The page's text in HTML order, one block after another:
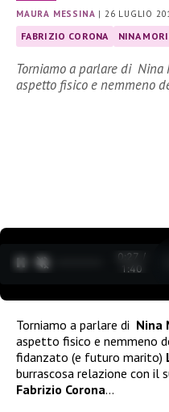
MAURA MESSINA | 26 LUGLIO
FABRIZIO CORONA NINA
Torniamo a parlare di
aspetto fisico e nemmeno
0:28 /
1:40
Torniamo a parlare di Nina
aspetto fisico e nemmeno
fidanzato (e futuro marito)
burrascosa relazione con il
Fabrizio Corona…